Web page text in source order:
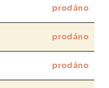
prodáno
prodáno
prodáno